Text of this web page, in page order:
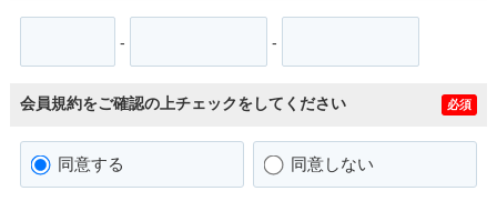
- -
会員規約をご確認の上チェックをしてください 必須
同意する 同意しない